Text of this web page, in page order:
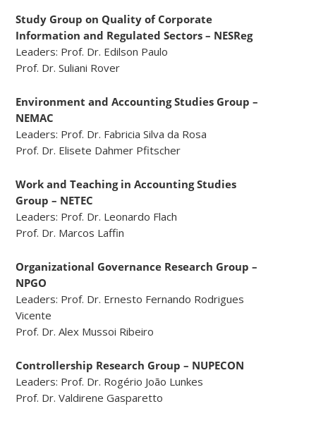
Study Group on Quality of Corporate
Information and Regulated Sectors – NESReg
Leaders: Prof. Dr. Edilson Paulo
Prof. Dr. Suliani Rover
Environment and Accounting Studies Group –
NEMAC
Leaders: Prof. Dr. Fabricia Silva da Rosa
Prof. Dr. Elisete Dahmer Pfitscher
Work and Teaching in Accounting Studies
Group – NETEC
Leaders: Prof. Dr. Leonardo Flach
Prof. Dr. Marcos Laffin
Organizational Governance Research Group –
NPGO
Leaders: Prof. Dr. Ernesto Fernando Rodrigues
Vicente
Prof. Dr. Alex Mussoi Ribeiro
Controllership Research Group – NUPECON
Leaders: Prof. Dr. Rogério João Lunkes
Prof. Dr. Valdirene Gasparetto